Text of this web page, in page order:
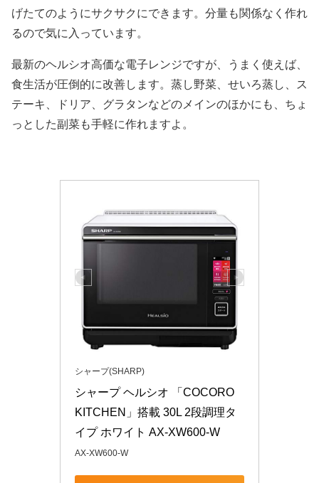
げたてのようにサクサクにできます。分量も関係なく作れ
るので気に入っています。
最新のヘルシオ高価な電子レンジですが、うまく使えば、
食生活が圧倒的に改善します。蒸し野菜、せいろ蒸し、ス
テーキ、ドリア、グラタンなどのメインのほかにも、ちょ
っとした副菜も手軽に作れますよ。
シャープ(SHARP)
シャープ ヘルシオ 「COCORO
KITCHEN」搭載 30L 2段調理タ
イプ ホワイト AX-XW600-W
AX-XW600-W